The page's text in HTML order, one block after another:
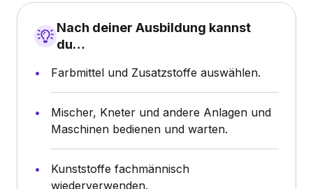
Nach deiner Ausbildung kannst
du…
Farbmittel und Zusatzstoffe auswählen.
Mischer, Kneter und andere Anlagen und
Maschinen bedienen und warten.
Kunststoffe fachmännisch
wiederverwenden.